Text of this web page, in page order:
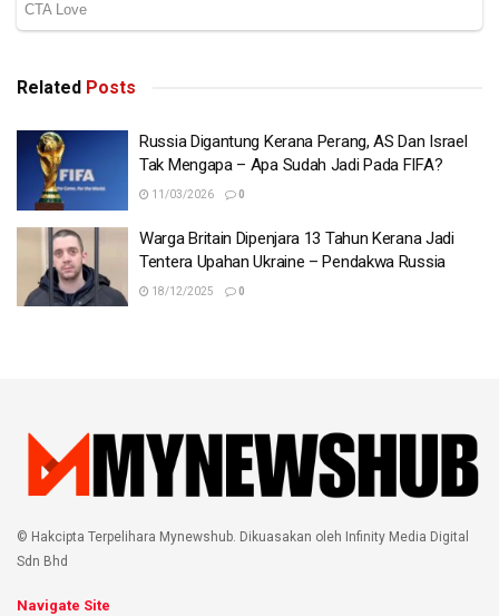
Related Posts
Russia Digantung Kerana Perang, AS Dan Israel
Tak Mengapa – Apa Sudah Jadi Pada FIFA?
11/03/2026 0
Warga Britain Dipenjara 13 Tahun Kerana Jadi
Tentera Upahan Ukraine – Pendakwa Russia
18/12/2025 0
© Hakcipta Terpelihara Mynewshub. Dikuasakan oleh Infinity Media Digital
Sdn Bhd
Navigate Site